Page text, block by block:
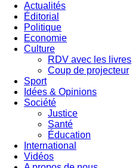
Main
navigation
Actualités
Éditorial
Politique
Economie
Culture
RDV avec les livres
Coup de projecteur
Sport
Idées & Opinions
Société
Justice
Santé
Éducation
International
Vidéos